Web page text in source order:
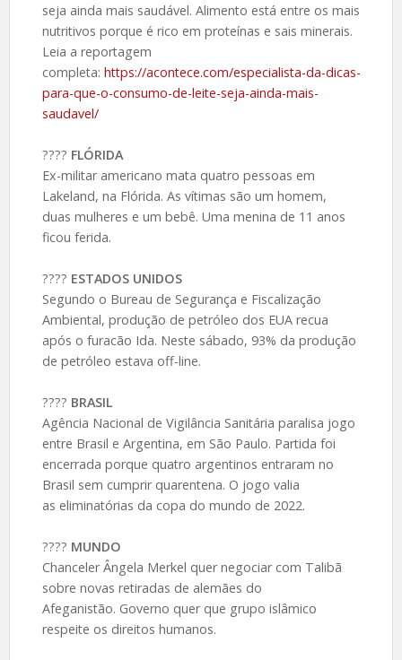
seja ainda mais saudável. Alimento está entre os mais
nutritivos porque é rico em proteínas e sais minerais.
Leia a reportagem
completa: https://acontece.com/especialista-da-dicas-
para-que-o-consumo-de-leite-seja-ainda-mais-
saudavel/
????️ FLÓRIDA
Ex-militar americano mata quatro pessoas em
Lakeland, na Flórida. As vítimas são um homem,
duas mulheres e um bebê. Uma menina de 11 anos
ficou ferida.
????️ ESTADOS UNIDOS
Segundo o Bureau de Segurança e Fiscalização
Ambiental, produção de petróleo dos EUA recua
após o furacão Ida. Neste sábado, 93% da produção
de petróleo estava off-line.
????️ BRASIL
Agência Nacional de Vigilância Sanitária paralisa jogo
entre Brasil e Argentina, em São Paulo. Partida foi
encerrada porque quatro argentinos entraram no
Brasil sem cumprir quarentena. O jogo valia
as eliminatórias da copa do mundo de 2022.
????️ MUNDO
Chanceler Ângela Merkel quer negociar com Talibã
sobre novas retiradas de alemães do
Afeganistão. Governo quer que grupo islâmico
respeite os direitos humanos.